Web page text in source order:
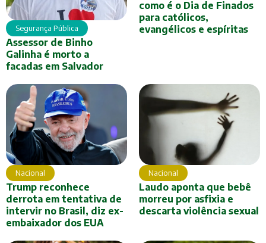
Segurança Pública
Assessor de Binho
Galinha é morto a
facadas em Salvador
como é o Dia de Finados
para católicos,
evangélicos e espíritas
Nacional
Trump reconhece
derrota em tentativa de
intervir no Brasil, diz ex-
embaixador dos EUA
Nacional
Laudo aponta que bebê
morreu por asfixia e
descarta violência sexual